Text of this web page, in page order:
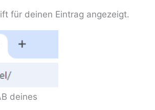
für deinen Eintrag angezeigt.
deines